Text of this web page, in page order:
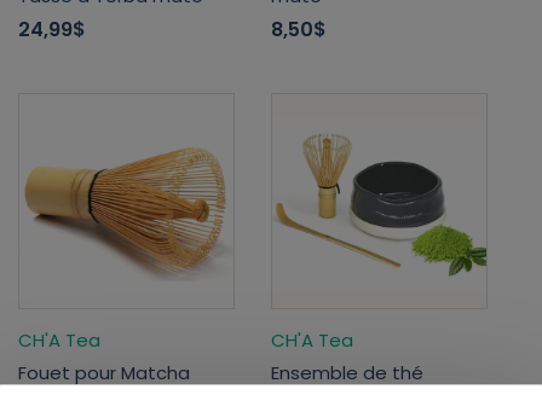
24,99$ 8,50$
CH'A Tea
Fouet pour Matcha
CH'A Tea
Ensemble de thé